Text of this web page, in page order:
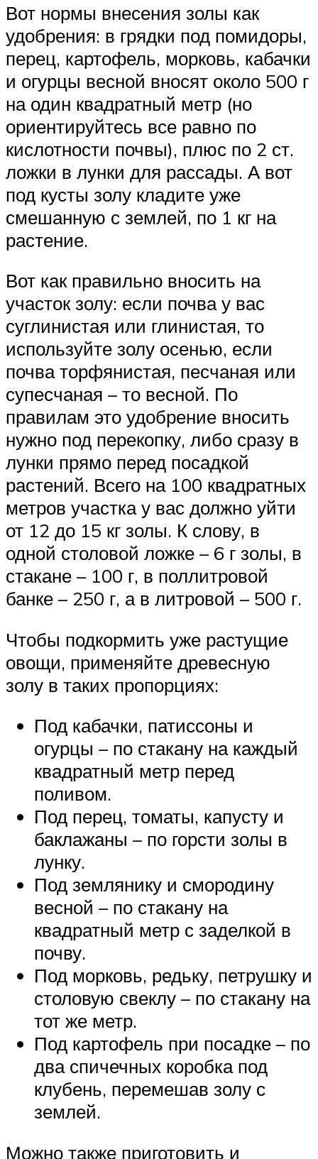
Вот нормы внесения золы как
удобрения: в грядки под помидоры,
перец, картофель, морковь, кабачки
и огурцы весной вносят около 500 г
на один квадратный метр (но
ориентируйтесь все равно по
кислотности почвы), плюс по 2 ст.
ложки в лунки для рассады. А вот
под кусты золу кладите уже
смешанную с землей, по 1 кг на
растение.
Вот как правильно вносить на
участок золу: если почва у вас
суглинистая или глинистая, то
используйте золу осенью, если
почва торфянистая, песчаная или
супесчаная – то весной. По
правилам это удобрение вносить
нужно под перекопку, либо сразу в
лунки прямо перед посадкой
растений. Всего на 100 квадратных
метров участка у вас должно уйти
от 12 до 15 кг золы. К слову, в
одной столовой ложке – 6 г золы, в
стакане – 100 г, в поллитровой
банке – 250 г, а в литровой – 500 г.
Чтобы подкормить уже растущие
овощи, применяйте древесную
золу в таких пропорциях:
Под кабачки, патиссоны и
огурцы – по стакану на каждый
квадратный метр перед
поливом.
Под перец, томаты, капусту и
баклажаны – по горсти золы в
лунку.
Под землянику и смородину
весной – по стакану на
квадратный метр с заделкой в
почву.
Под морковь, редьку, петрушку и
столовую свеклу – по стакану на
тот же метр.
Под картофель при посадке – по
два спичечных коробка под
клубень, перемешав золу с
землей.
Можно также приготовить и